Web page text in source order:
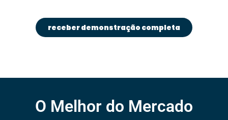
receber demonstração completa
O Melhor do Mercado